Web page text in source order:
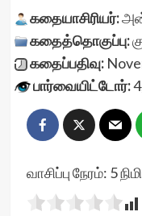
கதையாசிரியர்:
கதைத்தொகுப்பு:
கதைப்பதிவு:
பார்வையிட்டோர்:
வாசிப்பு நேரம்: 5